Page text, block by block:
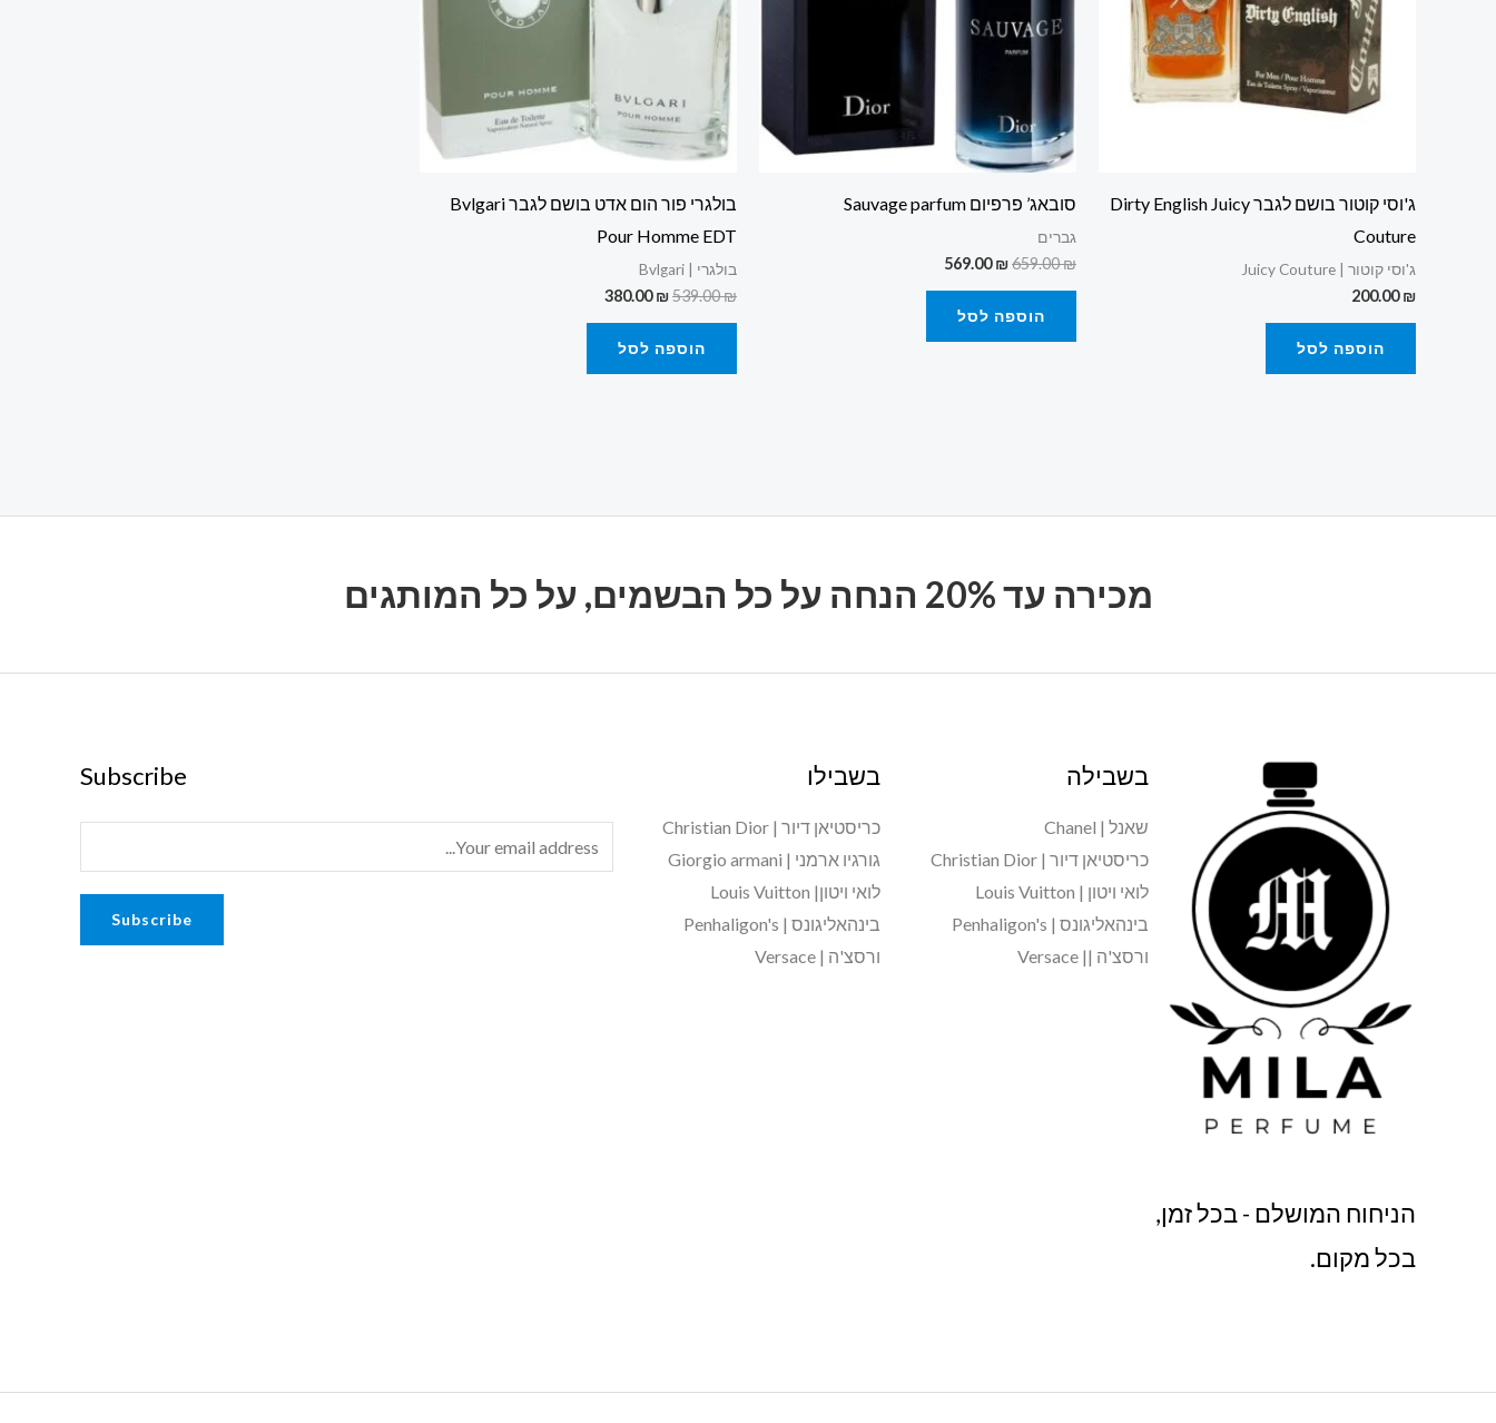
ג'וסי קוטור בושם לגבר Dirty English Juicy
Couture
ג'וסי קוטור | Juicy Couture
200.00₪
הוספה לסל
סובאג’ פרפיום Sauvage parfum
גברים
659.00₪
569.00₪
הוספה לסל
בולגרי פור הום אדט בושם לגבר Bvlgari
Pour Homme EDT
בולגרי | Bvlgari
539.00₪
380.00₪
הוספה לסל
מכירה עד 20% הנחה על כל הבשמים, על כל המותגים
הניחוח המושלם - בכל זמן,
בכל מקום.
בשבילה
שאנל | Chanel
כריסטיאן דיור | Christian Dior
לואי ויטון | Louis Vuitton
בינהאליגונס | Penhaligon's
ורסצ'ה || Versace
בשבילו
כריסטיאן דיור | Christian Dior
גורגיו ארמני | Giorgio armani
לואי ויטון| Louis Vuitton
בינהאליגונס | Penhaligon's
ורסצ'ה | Versace
Subscribe
m
Subscribe